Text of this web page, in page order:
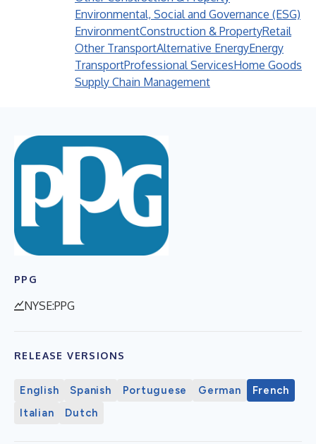
Environmental, Social and Governance (ESG)
EnvironmentConstruction & PropertyRetail
Other TransportAlternative EnergyEnergy
TransportProfessional ServicesHome Goods
Supply Chain Management
PPG
NYSE:PPG
RELEASE VERSIONS
English Spanish Portuguese German
French
Italian
Dutch